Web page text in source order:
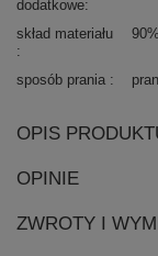
dodatkowe
skład materiału
sposób prania
OPIS
OPINIE
ZWROTY I